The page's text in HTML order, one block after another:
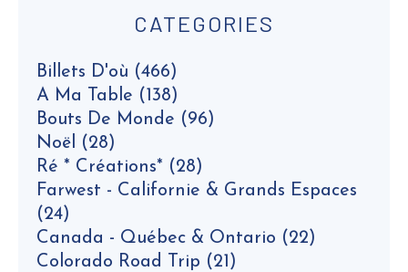
CATEGORIES
Billets D'où (466)
A Ma Table (138)
Bouts De Monde (96)
Noël (28)
Ré * Créations* (28)
Farwest - Californie & Grands Espaces
(24)
Canada - Québec & Ontario (22)
Colorado Road Trip (21)